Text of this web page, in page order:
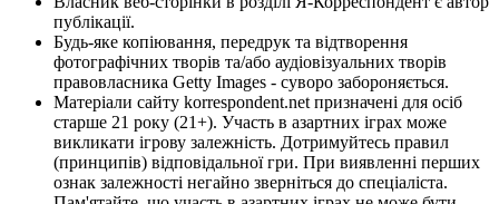
публікації.
Будь-яке копіювання, передрук та відтворення
фотографічних творів та/або аудіовізуальних творів
правовласника Getty Images - суворо забороняється.
Матеріали сайту korrespondent.net призначені для осіб
старше 21 року (21+). Участь в азартних іграх може
викликати ігрову залежність. Дотримуйтесь правил
(принципів) відповідальної гри. При виявленні перших
ознак залежності негайно зверніться до спеціаліста.